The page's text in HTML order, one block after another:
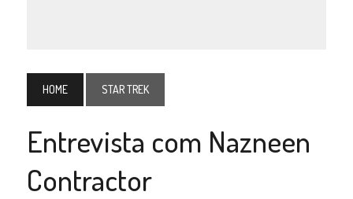
HOME STAR TREK
Entrevista com Nazneen
Contractor